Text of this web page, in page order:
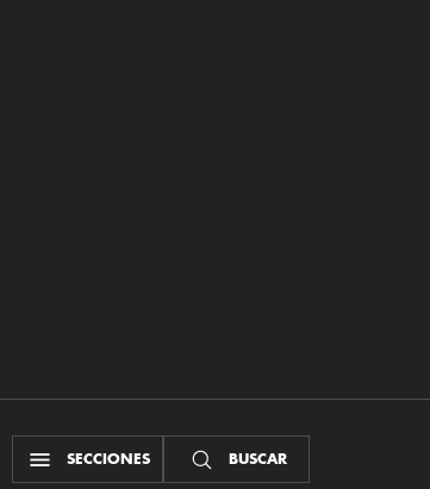
SECCIONES BUSCAR